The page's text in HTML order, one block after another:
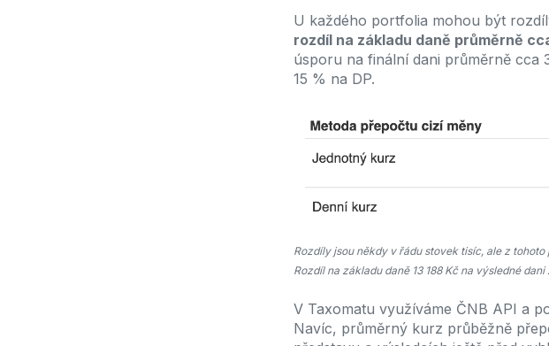
U každého portfolia mohou být
rozdíl na základu daně průměrně
úsporu na finální dani průměrně cca
15 % na DP.
Rozdíly jsou někdy v řádu stovek tisíc, ale z
Rozdíl na základu daně 13 188 Kč na výsledné
V Taxomatu využíváme ČNB API a
Navíc, průměrný kurz průběžně